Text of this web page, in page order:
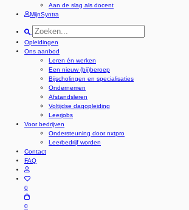
Aan de slag als docent
MijnSyntra
Opleidingen
Ons aanbod
Leren én werken
Een nieuw (bij)beroep
Bijscholingen en specialisaties
Ondernemen
Afstandsleren
Voltijdse dagopleiding
Leerjobs
Voor bedrijven
Ondersteuning door nxtpro
Leerbedrijf worden
Contact
FAQ
0
0